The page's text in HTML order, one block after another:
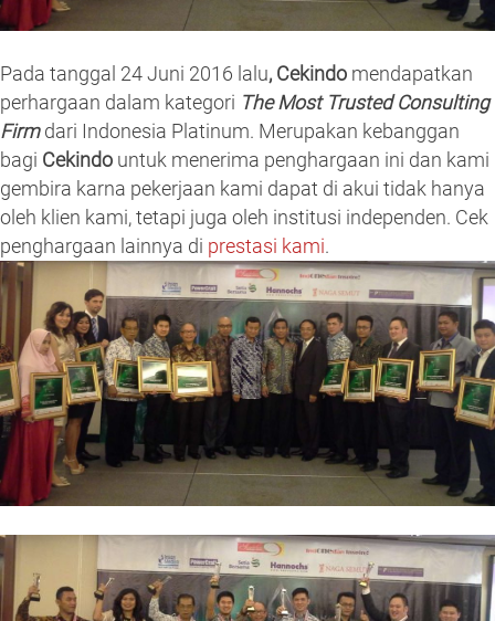
Pada tanggal 24 Juni 2016 lalu, Cekindo mendapatkan
perhargaan dalam kategori The Most Trusted Consulting
Firm dari Indonesia Platinum. Merupakan kebanggan
bagi Cekindo untuk menerima penghargaan ini dan kami
gembira karna pekerjaan kami dapat di akui tidak hanya
oleh klien kami, tetapi juga oleh institusi independen. Cek
penghargaan lainnya di prestasi kami.